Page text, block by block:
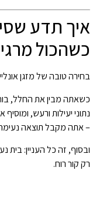
איך תדע
כשהכול
בחירה טובה של מזגן
כשאתה מבין את החלל,
נתוני יעילות ורעש,
– אתה מקבל תוצאה
ובסוף, זה כל העניין: בית
רק קור רוח.